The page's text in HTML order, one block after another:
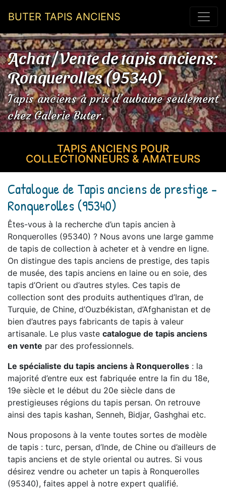
BUTER TAPIS ANCIENS
Achat / Vente de tapis anciens:
Ronquerolles (95340)
Tapis anciens à prix d’aubaine seulement
chez Galerie Buter.
TAPIS ANCIENS POUR
COLLECTIONNEURS & AMATEURS
Catalogue de Tapis anciens de prestige -
Ronquerolles (95340)
Êtes-vous à la recherche d’un tapis ancien à
Ronquerolles (95340) ? Nous avons une large gamme
de tapis de collection à acheter et à vendre en ligne.
On distingue des tapis anciens de prestige, des tapis
de musée, des tapis anciens en laine ou en soie, des
tapis d’Orient ou d’autres styles. Ces tapis de
collection sont des produits authentiques d’Iran, de
Turquie, de Chine, d’Ouzbékistan, d’Afghanistan et de
bien d’autres pays fabricants de tapis à valeur
artisanale. Le plus vaste catalogue de tapis anciens
en vente par des professionnels.
Le spécialiste du tapis anciens à Ronquerolles : la
majorité d’entre eux est fabriquée entre la fin du 18e,
19e siècle et le début du 20e siècle dans de
prestigieuses régions du tapis persan. On retrouve
ainsi des tapis kashan, Senneh, Bidjar, Gashghai etc.
Nous proposons à la vente toutes sortes de modèle
de tapis : turc, persan, d’Inde, de Chine ou d’ailleurs de
tapis anciens et de style oriental ou autres. Si vous
désirez vendre ou acheter un tapis à Ronquerolles
(95340), faites appel à notre expert qualifié.